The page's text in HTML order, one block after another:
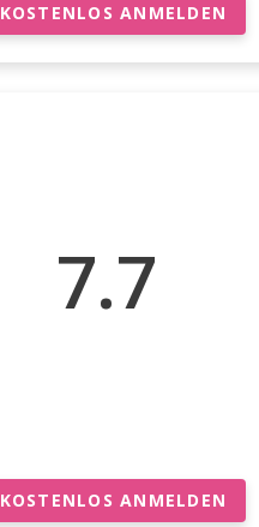
KOSTENLOS ANMELDEN
7.7
KOSTENLOS ANMELDEN